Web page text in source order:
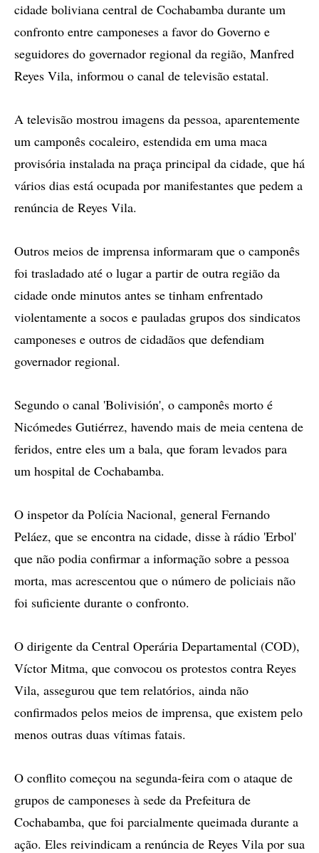
cidade boliviana central de Cochabamba durante um
confronto entre camponeses a favor do Governo e
seguidores do governador regional da região, Manfred
Reyes Vila, informou o canal de televisão estatal.
A televisão mostrou imagens da pessoa, aparentemente
um camponês cocaleiro, estendida em uma maca
provisória instalada na praça principal da cidade, que há
vários dias está ocupada por manifestantes que pedem a
renúncia de Reyes Vila.
Outros meios de imprensa informaram que o camponês
foi trasladado até o lugar a partir de outra região da
cidade onde minutos antes se tinham enfrentado
violentamente a socos e pauladas grupos dos sindicatos
camponeses e outros de cidadãos que defendiam
governador regional.
Segundo o canal 'Bolivisión', o camponês morto é
Nicómedes Gutiérrez, havendo mais de meia centena de
feridos, entre eles um a bala, que foram levados para
um hospital de Cochabamba.
O inspetor da Polícia Nacional, general Fernando
Peláez, que se encontra na cidade, disse à rádio 'Erbol'
que não podia confirmar a informação sobre a pessoa
morta, mas acrescentou que o número de policiais não
foi suficiente durante o confronto.
O dirigente da Central Operária Departamental (COD),
Víctor Mitma, que convocou os protestos contra Reyes
Vila, assegurou que tem relatórios, ainda não
confirmados pelos meios de imprensa, que existem pelo
menos outras duas vítimas fatais.
O conflito começou na segunda-feira com o ataque de
grupos de camponeses à sede da Prefeitura de
Cochabamba, que foi parcialmente queimada durante a
ação. Eles reivindicam a renúncia de Reyes Vila por sua